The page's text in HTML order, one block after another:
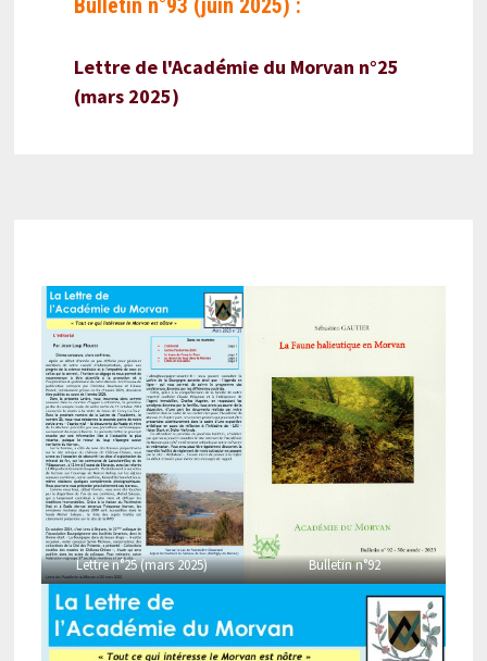
Bulletin n°93 (juin 2025) :
Lettre de l'Académie du Morvan n°25
(mars 2025)
Lettre n°25 (mars 2025) Bulletin n°92